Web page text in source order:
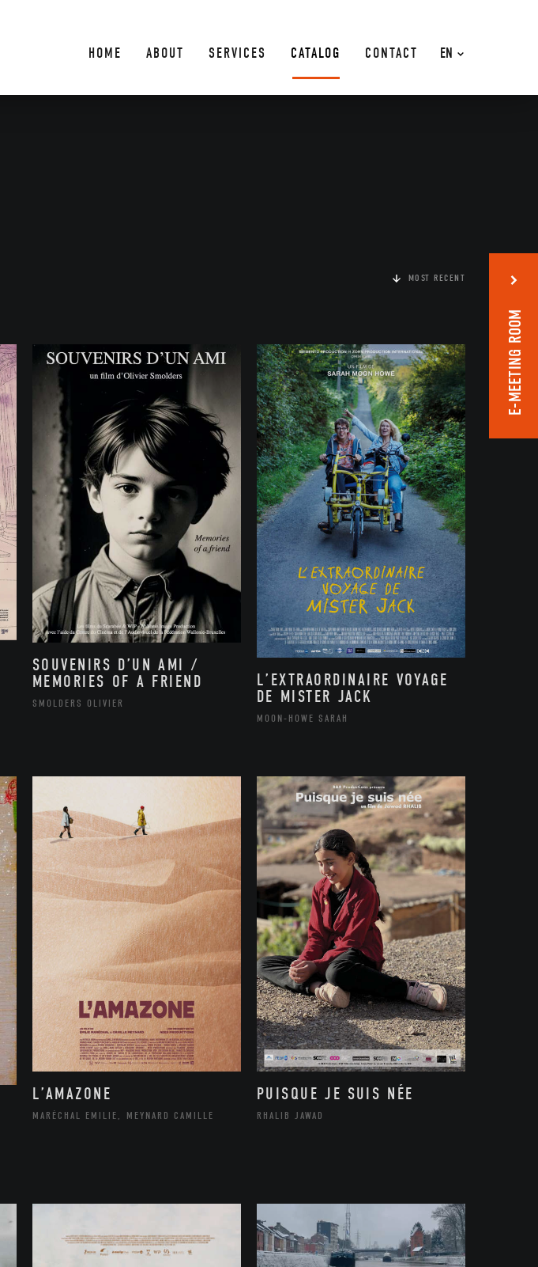
EN
HOME ABOUT SERVICES CATALOG CONTACT
MOST RECENT
SOUVENIRS D’UN AMI /
MEMORIES OF A FRIEND
SMOLDERS OLIVIER
L’EXTRAORDINAIRE VOYAGE
DE MISTER JACK
MOON-HOWE SARAH
L’AMAZONE
MARÉCHAL EMILIE, MEYNARD CAMILLE
PUISQUE JE SUIS NÉE
RHALIB JAWAD
E-MEETING ROOM